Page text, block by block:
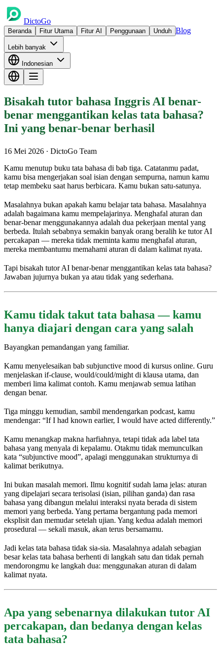
DictoGo
Beranda Fitur Utama Fitur AI Penggunaan Unduh Blog
Lebih banyak
Indonesian
Bisakah tutor bahasa Inggris AI benar-
benar menggantikan kelas tata bahasa?
Ini yang benar-benar berhasil
16 Mei 2026 · DictoGo Team
Kamu menutup buku tata bahasa di bab tiga. Catatanmu padat,
kamu bisa mengerjakan soal isian dengan sempurna, namun kamu
tetap membeku saat harus berbicara. Kamu bukan satu-satunya.
Masalahnya bukan apakah kamu belajar tata bahasa. Masalahnya
adalah bagaimana kamu mempelajarinya. Menghafal aturan dan
benar-benar menggunakannya adalah dua pekerjaan mental yang
berbeda. Itulah sebabnya semakin banyak orang beralih ke tutor AI
percakapan — mereka tidak meminta kamu menghafal aturan,
mereka membantumu memahami aturan di dalam kalimat nyata.
Tapi bisakah tutor AI benar-benar menggantikan kelas tata bahasa?
Jawaban jujurnya bukan ya atau tidak yang sederhana.
Kamu tidak takut tata bahasa — kamu
hanya diajari dengan cara yang salah
Bayangkan pemandangan yang familiar.
Kamu menyelesaikan bab subjunctive mood di kursus online. Guru
menjelaskan if-clause, would/could/might di klausa utama, dan
memberi lima kalimat contoh. Kamu menjawab semua latihan
dengan benar.
Tiga minggu kemudian, sambil mendengarkan podcast, kamu
mendengar: “If I had known earlier, I would have acted differently.”
Kamu menangkap makna harfiahnya, tetapi tidak ada label tata
bahasa yang menyala di kepalamu. Otakmu tidak memunculkan
kata “subjunctive mood”, apalagi menggunakan strukturnya di
kalimat berikutnya.
Ini bukan masalah memori. Ilmu kognitif sudah lama jelas: aturan
yang dipelajari secara terisolasi (isian, pilihan ganda) dan rasa
bahasa yang dibangun melalui interaksi nyata berada di sistem
memori yang berbeda. Yang pertama bergantung pada memori
eksplisit dan memudar setelah ujian. Yang kedua adalah memori
prosedural — sekali masuk, akan terus bersamamu.
Jadi kelas tata bahasa tidak sia-sia. Masalahnya adalah sebagian
besar kelas tata bahasa berhenti di langkah satu dan tidak pernah
mendorongmu ke langkah dua: menggunakan aturan di dalam
kalimat nyata.
Apa yang sebenarnya dilakukan tutor AI
percakapan, dan bedanya dengan kelas
tata bahasa?